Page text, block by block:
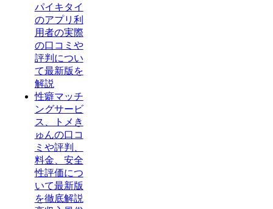
パイキタイ
のアプリ利
用者の実際
の口コミや
評判につい
て最新版を
解説
性癖マッチ
ングサービ
ス、トメき
ゅんの口コ
ミや評判、
料金、安全
性評価につ
いて最新版
を徹底解説